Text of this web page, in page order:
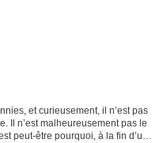
et curieusement, il n’est pas
Il n’est malheureusement pas le
peut-être pourquoi, à la fin d’un